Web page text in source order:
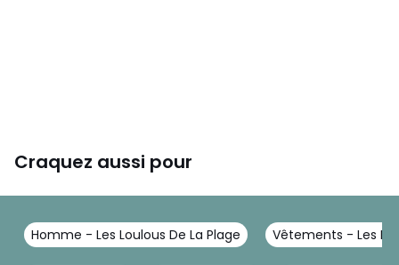
Craquez aussi pour
Homme - Les Loulous De La Plage Vêtements - Les